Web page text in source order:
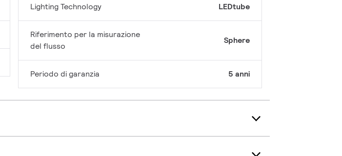
Lighting Technology LEDtube
Riferimento per la misurazione
del flusso
Sphere
Periodo di garanzia 5 anni